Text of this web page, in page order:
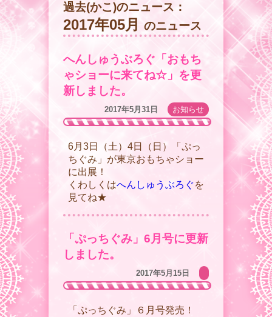
過去(かこ)のニュース：
2017年05月 のニュース
へんしゅうぶろぐ「おもち
ゃショーに来てね☆」を更
新しました。
2017年5月31日 お知らせ
6月3日（土）4日（日）「ぷっ
ちぐみ」が東京おもちゃショー
に出展！
くわしくはへんしゅうぶろぐを
見てね★
「ぷっちぐみ」6月号に更新
しました。
2017年5月15日
「ぷっちぐみ」６月号発売！